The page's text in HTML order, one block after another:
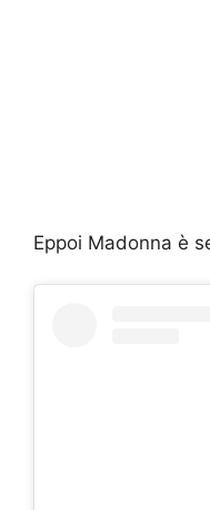
Eppoi Madonna è